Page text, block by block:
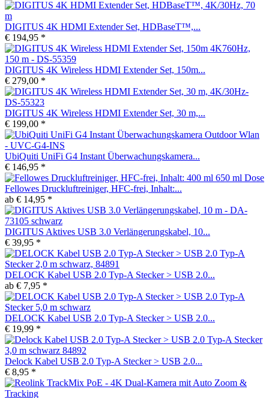
DIGITUS 4K HDMI Extender Set, HDBaseT™,...
€ 194,95 *
DIGITUS 4K Wireless HDMI Extender Set, 150m...
€ 279,00 *
DIGITUS 4K Wireless HDMI Extender Set, 30 m,...
€ 199,00 *
UbiQuiti UniFi G4 Instant Überwachungskamera...
€ 146,95 *
Fellowes Druckluftreiniger, HFC-frei, Inhalt:...
ab € 14,95 *
DIGITUS Aktives USB 3.0 Verlängerungskabel, 10...
€ 39,95 *
DELOCK Kabel USB 2.0 Typ-A Stecker > USB 2.0...
ab € 7,95 *
DELOCK Kabel USB 2.0 Typ-A Stecker > USB 2.0...
€ 19,99 *
Delock Kabel USB 2.0 Typ-A Stecker > USB 2.0...
€ 8,95 *